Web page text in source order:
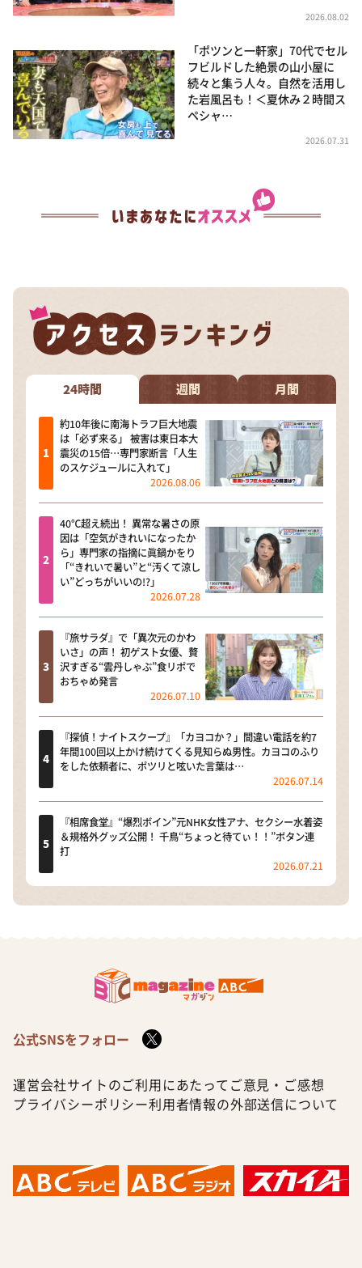
2026.08.02
「ポツンと一軒家」70代でセル
フビルドした絶景の山小屋に
続々と集う人々。自然を活用し
た岩風呂も！＜夏休み２時間ス
ペシャ…
2026.07.31
24時間 週間 月間
約10年後に南海トラフ巨大地震
は「必ず来る」 被害は東日本大
震災の15倍…専門家断言「人生
のスケジュールに入れて」
2026.08.06
40℃超え続出！ 異常な暑さの原
因は「空気がきれいになったか
ら」専門家の指摘に眞鍋かをり
「“きれいで暑い”と“汚くて涼し
い”どっちがいいの!?」
2026.07.28
『旅サラダ』で「異次元のかわ
いさ」の声！ 初ゲスト女優、贅
沢すぎる“雲丹しゃぶ”食リポで
おちゃめ発言
2026.07.10
『探偵！ナイトスクープ』「カヨコか？」間違い電話を約7
年間100回以上かけ続けてくる見知らぬ男性。カヨコのふり
をした依頼者に、ポツリと呟いた言葉は…
2026.07.14
『相席食堂』“爆烈ボイン”元NHK女性アナ、セクシー水着姿
＆規格外グッズ公開！ 千鳥“ちょっと待てぃ！！”ボタン連
打
2026.07.21
公式SNSをフォロー
運営会社サイトのご利用にあたって ご意見・ご感想
プライバシーポリシー利用者情報の外部送信について